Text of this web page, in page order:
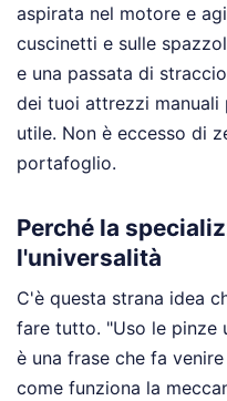
aspirata nel motore e
cuscinetti e sulle
e una passata di
dei tuoi attrezzi
utile. Non è eccesso di
portafoglio.
Perché la
l'universalità
C'è questa strana idea
fare tutto. "Uso le pinze
è una frase che fa
come funziona la